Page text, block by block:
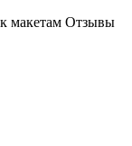
макетам Отзывы